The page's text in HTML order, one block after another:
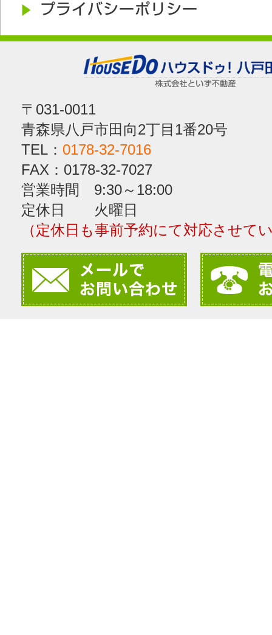
〒031-0011
青森県八戸市田向2丁目1番20号
TEL： 0178-32-7016
FAX：0178-32-7027
営業時間 9:30～18:00
定休日 火曜日
（定休日も事前予約にて対応させて